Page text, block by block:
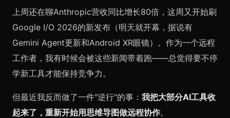
上周还在聊Anthropic营收同比增长80倍，这周又开始刷
Google I/O 2026的新发布（明天就开幕，据说有
Gemini Agent更新和Android XR眼镜）。作为一个远程
工作者，我有时候会被这些新闻带着跑——总觉得要不停
学新工具才能保持竞争力。
但最近我反而做了一件"逆行"的事： 我把大部分AI工具收
起来了，重新开始用思维导图做远程协作。